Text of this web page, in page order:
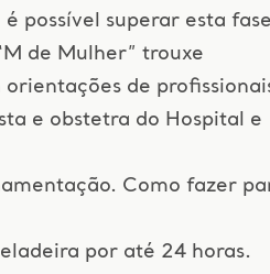
possível superar esta
de Mulher” trouxe
de
e obstetra do Hospital e
Como fazer
por até 24 horas.